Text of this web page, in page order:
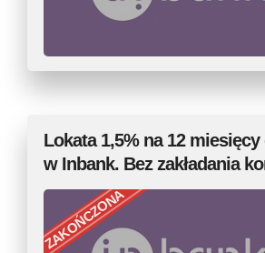
Lokata 1,5% na 12 miesięcy
w Inbank. Bez zakładania
ZAKOŃCZONA